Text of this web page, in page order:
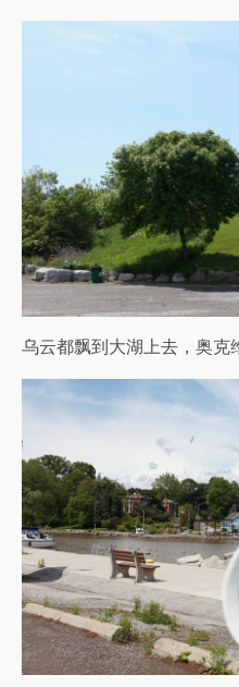
乌云都飘到大湖上去，奥克